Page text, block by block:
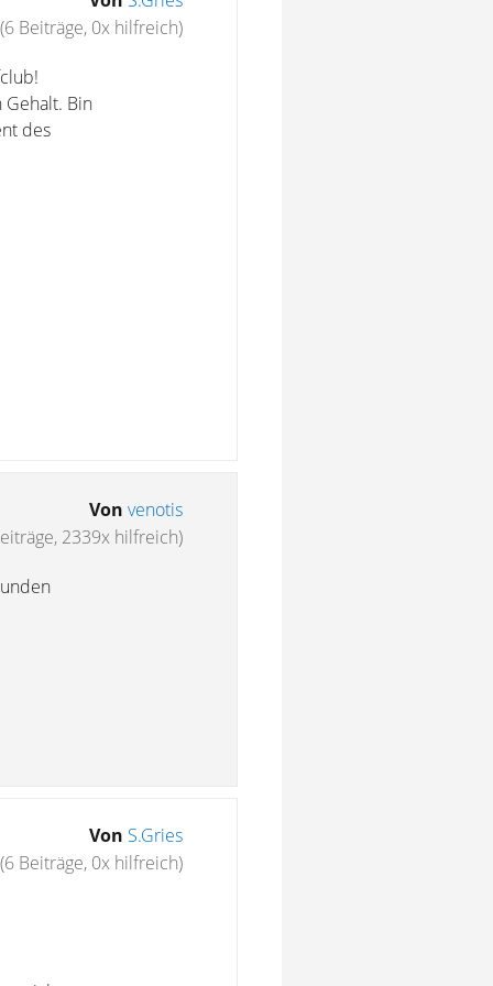
(6 Beiträge, 0x hilfreich)
Bin
des
Von venotis
2339x hilfreich)
Von S.Gries
(6 Beiträge, 0x hilfreich)